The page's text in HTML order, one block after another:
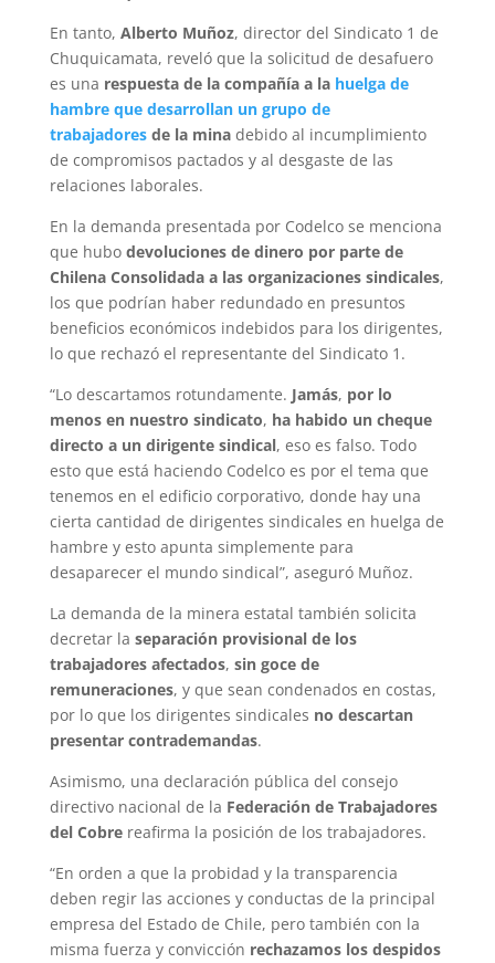
En tanto, Alberto Muñoz, director del Sindicato 1 de
Chuquicamata, reveló que la solicitud de desafuero
es una respuesta de la compañía a la huelga de
hambre que desarrollan un grupo de
trabajadoresde la minadebido al incumplimiento
de compromisos pactados y al desgaste de las
relaciones laborales.
En la demanda presentada por Codelco se menciona
que hubo devoluciones de dinero por parte de
Chilena Consolidada a las organizaciones sindicales,
los que podrían haber redundado en presuntos
beneficios económicos indebidos para los dirigentes,
lo que rechazó el representante del Sindicato 1.
“Lo descartamos rotundamente. Jamás, por lo
menos en nuestro sindicato, ha habido un cheque
directo a un dirigente sindical, eso es falso. Todo
esto que está haciendo Codelco es por el tema que
tenemos en el edificio corporativo, donde hay una
cierta cantidad de dirigentes sindicales en huelga de
hambre y esto apunta simplemente para
desaparecer el mundo sindical”, aseguró Muñoz.
La demanda de la minera estatal también solicita
decretar la separación provisional de los
trabajadores afectados, sin goce de
remuneraciones, y que sean condenados en costas,
por lo que los dirigentes sindicales no descartan
presentar contrademandas.
Asimismo, una declaración pública del consejo
directivo nacional de la Federación de Trabajadores
del Cobrereafirma la posición de los trabajadores.
“En orden a que la probidad y la transparencia
deben regir las acciones y conductas de la principal
empresa del Estado de Chile, pero también con la
misma fuerza y convicción rechazamos los despidos